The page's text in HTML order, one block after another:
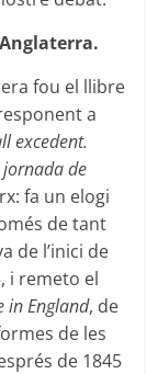
fou el llibre
a
excedent.
jornada de
fa un elogi
de tant
de l’inici de
i remeto el
in England, de
de les
de 1845